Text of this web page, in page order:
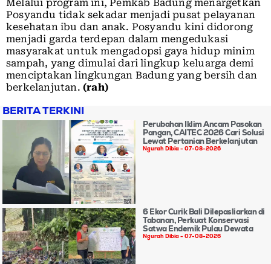
Melalui program ini, Pemkab Badung menargetkan
Posyandu tidak sekadar menjadi pusat pelayanan
kesehatan ibu dan anak. Posyandu kini didorong
menjadi garda terdepan dalam mengedukasi
masyarakat untuk mengadopsi gaya hidup minim
sampah, yang dimulai dari lingkup keluarga demi
menciptakan lingkungan Badung yang bersih dan
berkelanjutan. (rah)
BERITA TERKINI
Perubahan Iklim Ancam Pasokan
Pangan, CAITEC 2026 Cari Solusi
Lewat Pertanian Berkelanjutan
Ngurah Dibia 07-08-2026
6 Ekor Curik Bali Dilepasliarkan di
Tabanan, Perkuat Konservasi
Satwa Endemik Pulau Dewata
Ngurah Dibia 07-08-2026